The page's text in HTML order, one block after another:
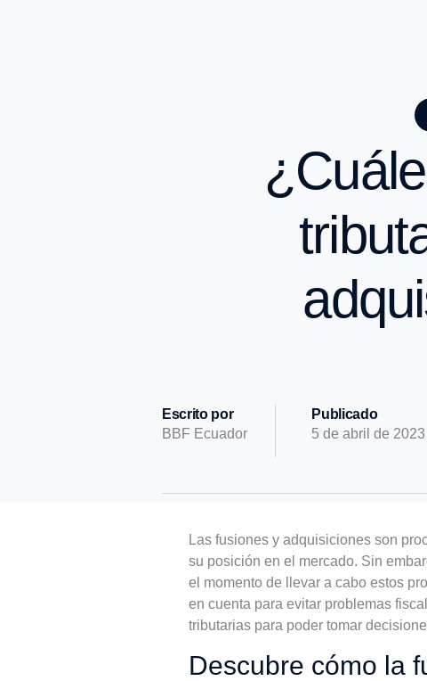
Escrito por
BBF Ecuador
Publicado
5 de abril de 2023
Las fusiones y adquisiciones son
su posición en el mercado. Sin
el momento de llevar a cabo estos
en cuenta para evitar problemas
tributarias para poder tomar
Descubre cómo la